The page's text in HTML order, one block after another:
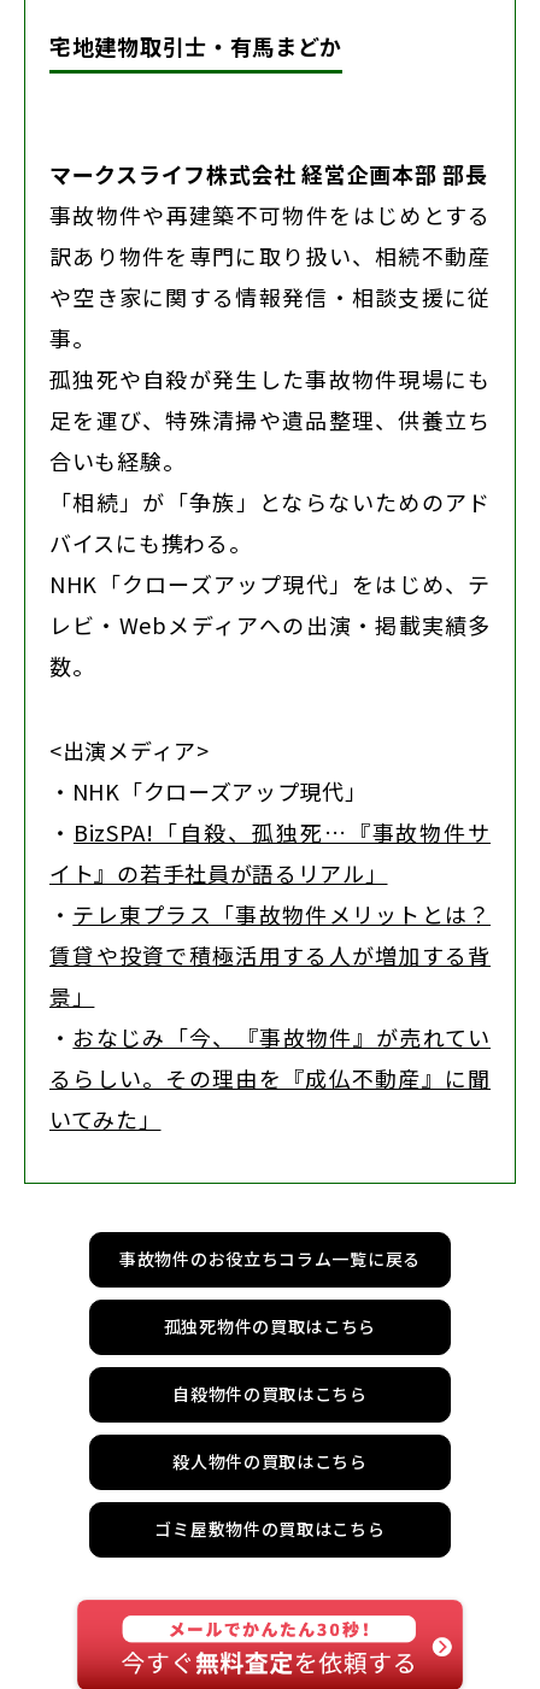
宅地建物取引士・有馬まどか
マークスライフ株式会社 経営企画本部 部長
事故物件や再建築不可物件をはじめとする
訳あり物件を専門に取り扱い、相続不動産
や空き家に関する情報発信・相談支援に従
事。
孤独死や自殺が発生した事故物件現場にも
足を運び、特殊清掃や遺品整理、供養立ち
合いも経験。
「相続」が「争族」とならないためのアド
バイスにも携わる。
NHK「クローズアップ現代」をはじめ、テ
レビ・Webメディアへの出演・掲載実績多
数。
<出演メディア>
・NHK「クローズアップ現代」
・ BizSPA!「自殺、孤独死…『事故物件サ
イト』の若手社員が語るリアル」
・ テレ東プラス「事故物件メリットとは？
賃貸や投資で積極活用する人が増加する背
景」
・ おなじみ「今、『事故物件』が売れてい
るらしい。その理由を『成仏不動産』に聞
いてみた」
事故物件のお役立ちコラム一覧に戻る
孤独死物件の買取はこちら
自殺物件の買取はこちら
殺人物件の買取はこちら
ゴミ屋敷物件の買取はこちら